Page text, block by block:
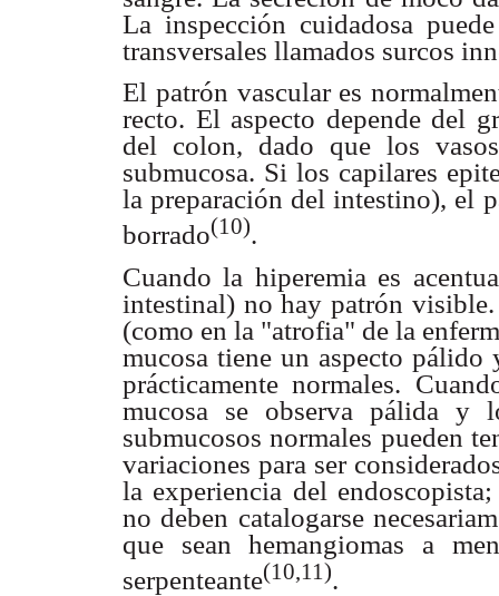
La inspección cuidadosa
transversales llamados surcos
El patrón vascular es
recto. El aspecto depende del
del colon, dado que los
submucosa. Si los capilares
la preparación del intestino), el
borrado(10).
Cuando la hiperemia es
intestinal) no hay patrón visible.
(como en la "atrofia" de la
mucosa tiene un aspecto pálido
prácticamente normales.
mucosa se observa pálida y
submucosos normales pueden
variaciones para ser
la experiencia del
no deben catalogarse
que sean hemangiomas a
serpenteante(10,11).